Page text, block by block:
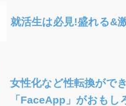
就活生は必見!盛れる&
女性化など性転換がで
「FaceApp」がおもし